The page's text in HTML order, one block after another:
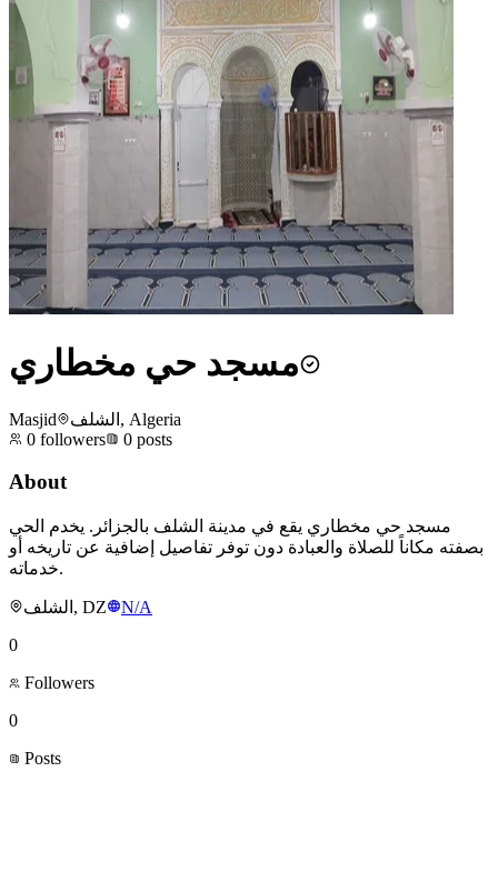
مسجد حي مخطاري
Masjid
الشلف, Algeria
0 followers 0 posts
About
مسجد حي مخطاري يقع في مدينة الشلف بالجزائر. يخدم الحي
بصفته مكاناً للصلاة والعبادة دون توفر تفاصيل إضافية عن تاريخه أو
خدماته.
الشلف, DZ
N/A
0
Followers
0
Posts